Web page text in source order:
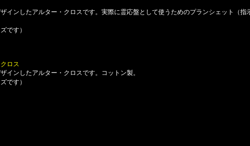
インしたアルター・クロスです。実際に霊応盤として使うためのプランシェット（指
です）
ロス
インしたアルター・クロスです。コットン製。
です）